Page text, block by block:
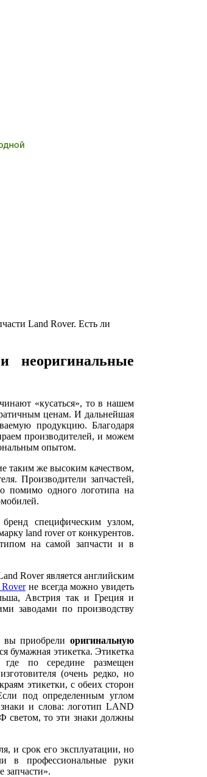
Land Rover. Есть ли
неоригинальные
«кусаться», то в нашем
ценам. И дальнейшая
продукцию. Благодаря
производителей, и можем
опытом.
таким же высоким качеством,
Производители запчастей,
помимо одного логотипа на
специфическим узлом,
land rover от конкурентов.
на самой запчасти и в
Rover является английским
не всегда можно увидеть
Австрия так и Греция и
заводами по производству
вы приобрели оригинальную
бумажная этикетка. Этикетка
где по середине размещен
(очень редко, но
этикетки, с обеих сторон
под определенным углом
знаки и слова: логотип LAND
светом, то эти знаки должны
и срок его эксплуатации, но
в профессиональные руки
запчасти».